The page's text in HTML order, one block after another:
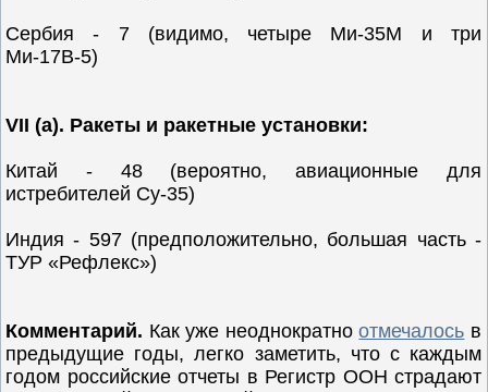
Сербия - 7 (видимо, четыре Ми-35М и три
Ми-17В-5)
VII (a). Ракеты и ракетные установки:
Китай - 48 (вероятно, авиационные для
истребителей Су-35)
Индия - 597 (предположительно, большая часть -
ТУР «Рефлекс»)
Комментарий. Как уже неоднократноотмечалось в
предыдущие годы, легко заметить, что с каждым
годом российские отчеты в Регистр ООН страдают